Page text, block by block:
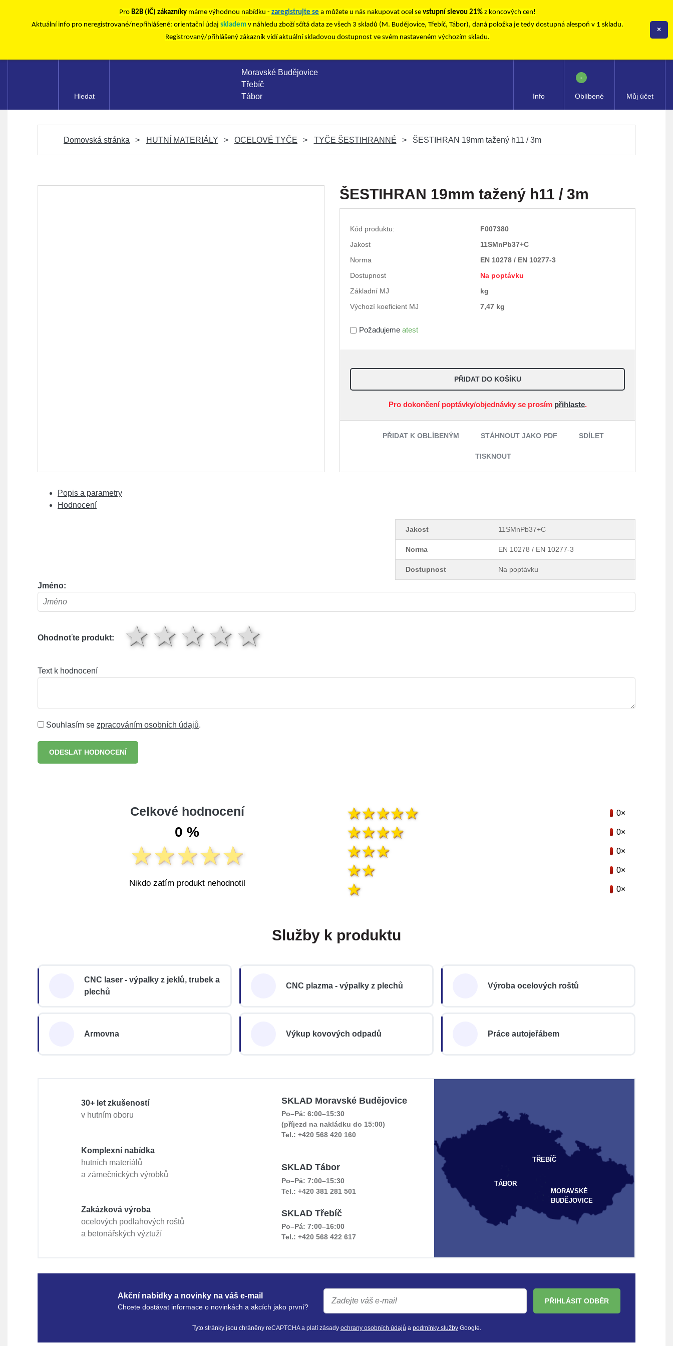
Pro B2B (IČ) zákazníky máme výhodnou nabídku - zaregistrujte se a můžete u nás nakupovat ocel se vstupní slevou 21% z koncových cen!
Aktuální info pro neregistrované/nepřihlášené: orientační údaj skladem v náhledu zboží sčítá data ze všech 3 skladů (M. Budějovice, Třebíč, Tábor), daná položka je tedy dostupná alespoň v 1 skladu.
Registrovaný/přihlášený zákazník vidí aktuální skladovou dostupnost ve svém nastaveném výchozím skladu.
×
Moravské Budějovice
Třebíč
Tábor
Hledat Info Oblíbené
-
Můj účet
Domovská stránka HUTNÍ MATERIÁLY OCELOVÉ TYČE TYČE ŠESTIHRANNÉ ŠESTIHRAN 19mm tažený h11 / 3m
ŠESTIHRAN 19mm tažený h11 / 3m
Kód produktu:
F007380
Jakost
11SMnPb37+C
Norma
EN 10278 / EN 10277-3
Dostupnost
Na poptávku
Základní MJ
kg
Výchozí koeficient MJ
7,47 kg
Požadujemeatest
PŘIDAT DO KOŠÍKU
Pro dokončení poptávky/objednávky se prosím přihlaste.
PŘIDAT K OBLÍBENÝM STÁHNOUT JAKO PDF SDÍLET
TISKNOUT
Popis a parametry
Hodnocení
Jakost 11SMnPb37+C
Norma EN 10278 / EN 10277-3
Dostupnost Na poptávku
Jméno:
Ohodnoťte produkt: 4 hvězdy
3 hvězdy
2 hvězdy
1 hvězda
Text k hodnocení
Souhlasím se zpracováním osobních údajů.
ODESLAT HODNOCENÍ
Celkové hodnocení
0 %
Nikdo zatím produkt nehodnotil
0×
0×
0×
0×
0×
Služby k produktu
CNC laser - výpalky z jeklů, trubek a
plechů
CNC plazma - výpalky z plechů Výroba ocelových roštů
Armovna Výkup kovových odpadů Práce autojeřábem
30+ let zkušeností
v hutním oboru
Komplexní nabídka
hutních materiálů
a zámečnických výrobků
Zakázková výroba
ocelových podlahových roštů
a betonářských výztuží
MORAVSKÉ
BUDĚJOVICE
TÁBOR
TŘEBÍČ
SKLAD Moravské Budějovice
Po–Pá: 6:00–15:30
(příjezd na nakládku do 15:00)
Tel.: +420 568 420 160
SKLAD Tábor
Po–Pá: 7:00–15:30
Tel.: +420 381 281 501
SKLAD Třebíč
Po–Pá: 7:00–16:00
Tel.: +420 568 422 617
Akční nabídky a novinky na váš e-mail
Chcete dostávat informace o novinkách a akcích jako první?
PŘIHLÁSIT ODBĚR
Tyto stránky jsou chráněny reCAPTCHA a platí zásady ochrany osobních údajů a podmínky službyGoogle.